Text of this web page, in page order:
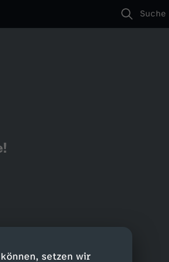
setzen wir
Suche